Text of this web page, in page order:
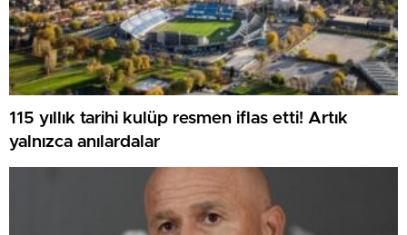
115 yıllık tarihi kulüp resmen iflas etti! Artık
yalnızca anılardalar